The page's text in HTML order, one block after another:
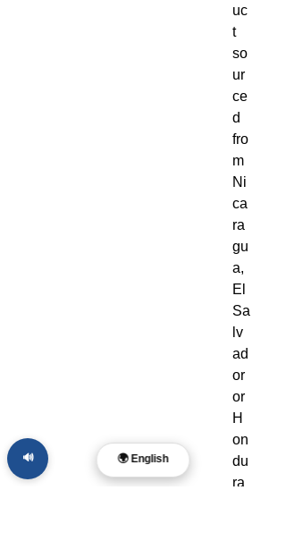
uc
t
so
ur
ce
d
fro
m
Ni
ca
ra
gu
a,
El
Sa
lv
ad
or
or
H
on
du
ra
🌍 English
🔊